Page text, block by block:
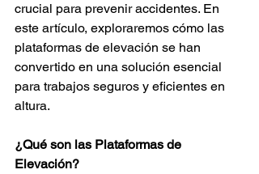
crucial para prevenir accidentes. En
este artículo, exploraremos cómo las
plataformas de elevación se han
convertido en una solución esencial
para trabajos seguros y eficientes en
altura.
¿Qué son las Plataformas de
Elevación?